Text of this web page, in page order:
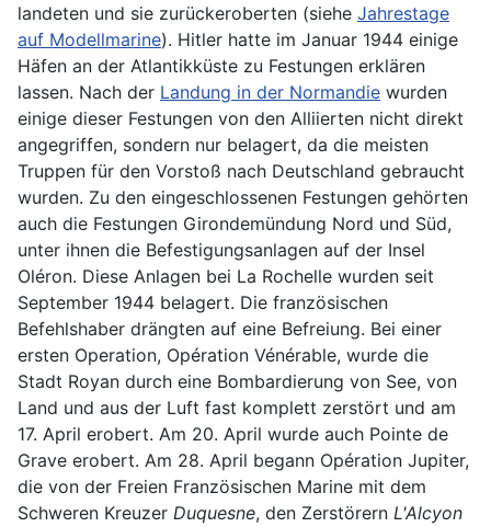
landeten und sie zurückeroberten (siehe Jahrestage
auf Modellmarine). Hitler hatte im Januar 1944 einige
Häfen an der Atlantikküste zu Festungen erklären
lassen. Nach der Landung in der Normandie wurden
einige dieser Festungen von den Alliierten nicht direkt
angegriffen, sondern nur belagert, da die meisten
Truppen für den Vorstoß nach Deutschland gebraucht
wurden. Zu den eingeschlossenen Festungen gehörten
auch die Festungen Girondemündung Nord und Süd,
unter ihnen die Befestigungsanlagen auf der Insel
Oléron. Diese Anlagen bei La Rochelle wurden seit
September 1944 belagert. Die französischen
Befehlshaber drängten auf eine Befreiung. Bei einer
ersten Operation, Opération Vénérable, wurde die
Stadt Royan durch eine Bombardierung von See, von
Land und aus der Luft fast komplett zerstört und am
17. April erobert. Am 20. April wurde auch Pointe de
Grave erobert. Am 28. April begann Opération Jupiter,
die von der Freien Französischen Marine mit dem
Schweren Kreuzer Duquesne, den Zerstörern L'Alcyon